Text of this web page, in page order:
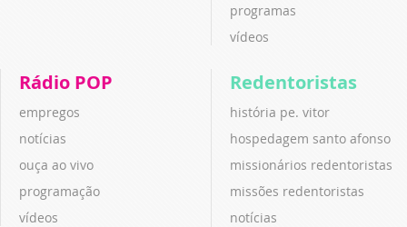
programas
vídeos
Rádio POP
empregos
notícias
ouça ao vivo
programação
vídeos
Redentoristas
história pe. vitor
hospedagem santo afonso
missionários redentoristas
missões redentoristas
notícias